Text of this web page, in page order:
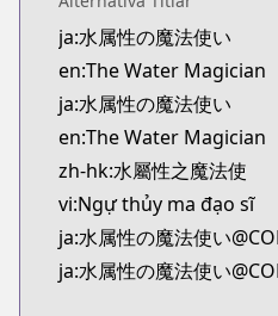
Kitsu
https://kitsu.app/
MangaUpdates
MangaUpdates
https://
novelUpdates
novelUpdates
https://
Book☆Walker
Book☆Walker
ja:水属性の魔法使い
en:The Water Magician
ja:水属性の魔法使い
en:The Water Magician
zh-hk:水屬性之魔法使
vi:Ngự thủy ma đạo sĩ
ja:水属性の魔法使い
ja:水属性の魔法使い